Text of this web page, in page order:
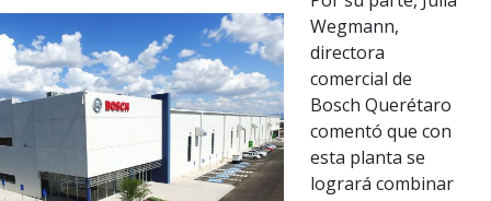
Wegmann,
directora
comercial de
Bosch Querétaro
comentó que con
esta planta se
logrará combinar